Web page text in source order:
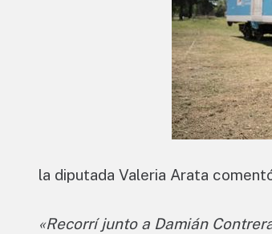
la diputada Valeria Arata
«Recorrí junto a Damián